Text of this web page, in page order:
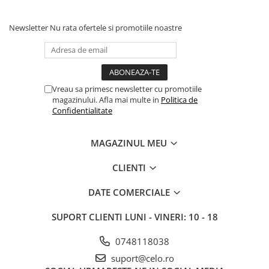
iPhone 13 Pro
iPhone 12 Pro Max
iPhone 12 Pro
iPhone XS Max
Newsletter Nu rata ofertele si promotiile noastre
Vreau sa primesc newsletter cu promotiile
magazinului. Afla mai multe in Politica de
Confidentialitate
MAGAZINUL MEU
CLIENTI
DATE COMERCIALE
SUPORT CLIENTI LUNI - VINERI: 10 - 18
0748118038
suport@celo.ro